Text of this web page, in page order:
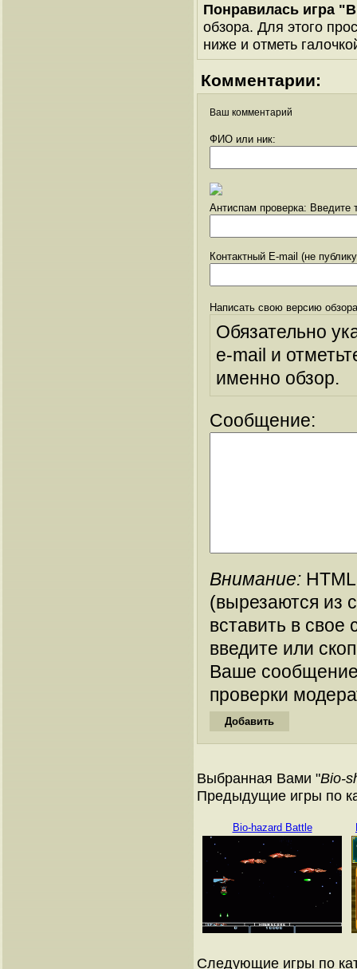
Понравилась игра
обзора. Для этого
ниже и отметь
Комментарии:
Ваш комментарий
ФИО или ник:
Антиспам проверка: Введите
Контактный E-mail (не
Написать свою версию
Обязательно
e-mail и
именно обзор.
Сообщение:
Внимание:
(вырезаются из
вставить в
введите или
Ваше
проверки
Выбранная Вами "Bio-
Предыдущие игры по
Bio-hazard Battle
Следующие игры по